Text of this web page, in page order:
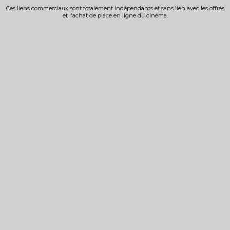
Ces liens commerciaux sont totalement indépendants et sans lien avec les offres
et l'achat de place en ligne du cinéma.